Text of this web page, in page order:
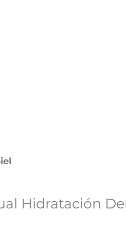
Hidratación